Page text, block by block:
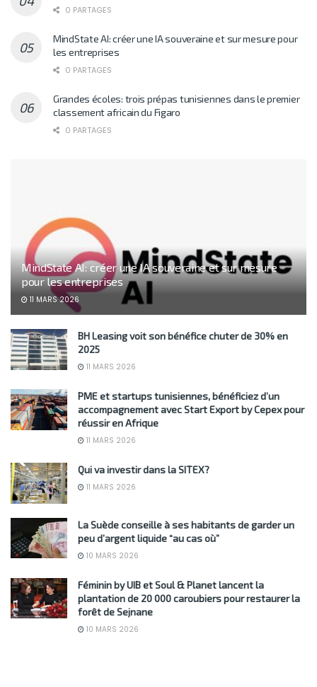
0 PARTAGES
MindState AI: créer une IA souveraine et sur mesure pour
les entreprises
0 PARTAGES
Grandes écoles: trois prépas tunisiennes dans le premier
classement africain du Figaro
0 PARTAGES
MindState AI: créer une IA souveraine et sur mesure
pour les entreprises
11 MARS 2026
BH Leasing voit son bénéfice chuter de 30% en
2025
11 MARS 2026
PME et startups tunisiennes, bénéficiez d’un
accompagnement avec Start Export by Cepex pour
réussir en Afrique
11 MARS 2026
Qui va investir dans la SITEX?
11 MARS 2026
La Suède conseille à ses habitants de garder un
peu d’argent liquide “au cas où”
10 MARS 2026
Féminin by UIB et Soul & Planet lancent la
plantation de 20 000 caroubiers pour restaurer la
forêt de Sejnane
10 MARS 2026